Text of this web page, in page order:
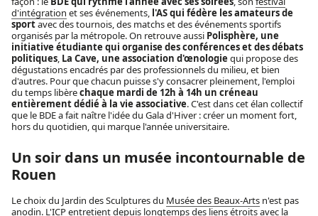
d'intégration et ses événements, l'AS qui fédère les amateurs de
sportavec des tournois, des matchs et des événements sportifs
organisés par la métropole. On retrouve aussi Polisphère, une
initiative étudiante qui organise des conférences et des débats
politiques La Cave, une association d'œnologie qui propose des
dégustations encadrés par des professionnels du milieu, et bien
d'autres. Pour que chacun puisse s'y consacrer pleinement, l'emploi
du temps libèrechaque mardi de 12h à 14h un créneau
entièrement dédié à la vie associative. C'est dans cet élan collectif
que le BDE a fait naître l'idée du Gala d'Hiver : créer un moment fort,
hors du quotidien, qui marque l'année universitaire.
Un soir dans un musée incontournable de
Rouen
Le choix du Jardin des Sculptures du Musée des Beaux-Arts n'est pas
anodin. L'ICP entretient depuis longtemps des liens étroits avec la